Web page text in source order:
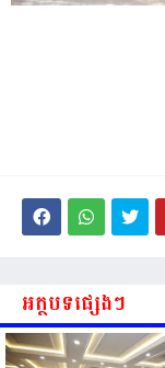
អត្ថបទផ្សេងៗ